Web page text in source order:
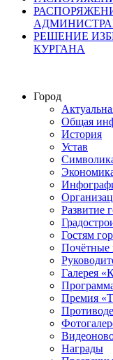
РЕШЕНИЕ
КУРГАНА
Город
Общая
История
Устав
Развитие
Гостям
Почётные
Галерея
Премия
Награды